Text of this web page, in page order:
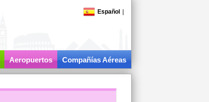
Español
Aeropuertos Compañías Aéreas